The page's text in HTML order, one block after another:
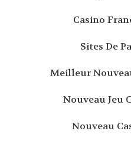
Casino
Sites De
Meilleur
Nouveau Jeu
Nouveau